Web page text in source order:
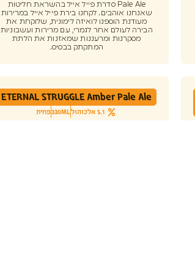
Pale Ale סדרת פייל אייל בהשראת חליטות
שאנחנו אוהבים. לקחנו בירת פייל אייל במרירות
מעודנת הוספנו לואיזה לימונית, שלוקחת את
הבירה לעולם אחר לגמרי, עם מרירות ועשבוניות
מסקרנות ומרעננות שמאזנות את הלתת
המתקתק בבסיס.
ETERNAL STRUGGLE Amber Pale Ale
5.1 אלכוהול 330MLפחית